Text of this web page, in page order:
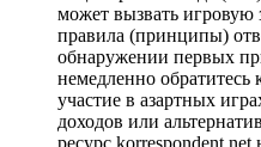
может вызвать игровую
правила (принципы)
обнаружении первых
немедленно
участие в азартных
доходов или
ресурс